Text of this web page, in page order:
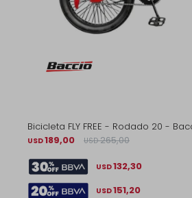
Bicicleta FLY FREE - Rodado 20 -
USD189,00 USD 265,00
USD132,30
USD151,20